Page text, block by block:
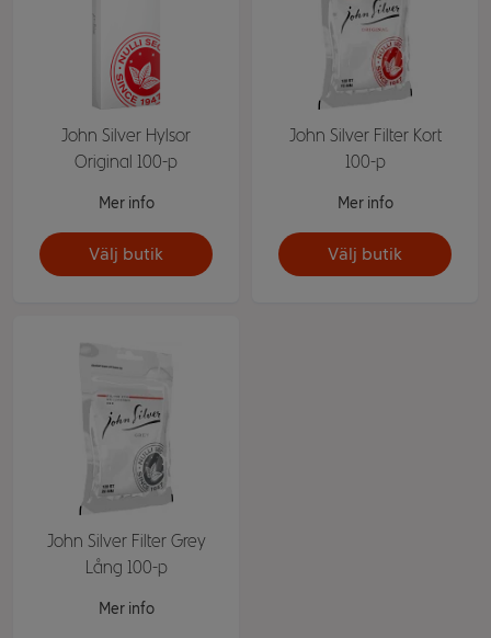
John Silver Hylsor
Original 100-p
Mer info
Välj butik
John Silver Filter Kort
100-p
Mer info
Välj butik
John Silver Filter Grey
Lång 100-p
Mer info